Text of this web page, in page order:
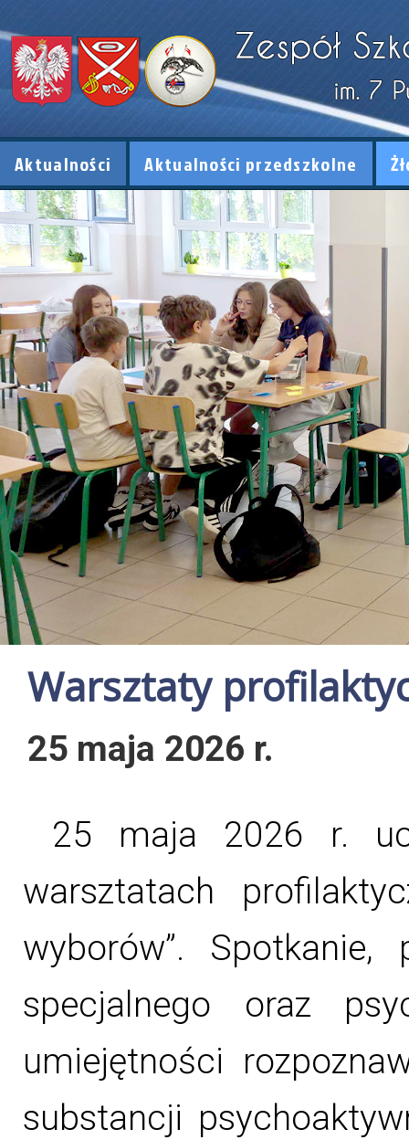
Aktualności Aktualności przedszkolne
Warsztaty
25 maja 2026 r.
25 maja 2026 r.
warsztatach
wyborów”. Spotkanie,
specjalnego oraz
umiejętności
substancji